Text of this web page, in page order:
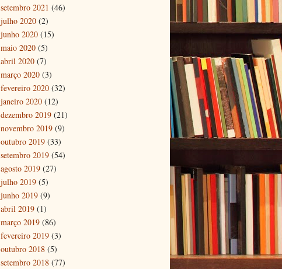
setembro 2021 (46)
julho 2020 (2)
junho 2020 (15)
maio 2020 (5)
abril 2020 (7)
março 2020 (3)
fevereiro 2020 (32)
janeiro 2020 (12)
dezembro 2019 (21)
novembro 2019 (9)
outubro 2019 (33)
setembro 2019 (54)
agosto 2019 (27)
julho 2019 (5)
junho 2019 (9)
abril 2019 (1)
março 2019 (86)
fevereiro 2019 (3)
outubro 2018 (5)
setembro 2018 (77)